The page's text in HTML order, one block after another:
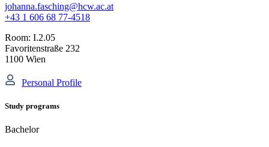
johanna.fasching@hcw.ac.at
+43 1 606 68 77-4518
Room: I.2.05
Favoritenstraße 232
1100 Wien
Personal Profile
Study programs
Bachelor